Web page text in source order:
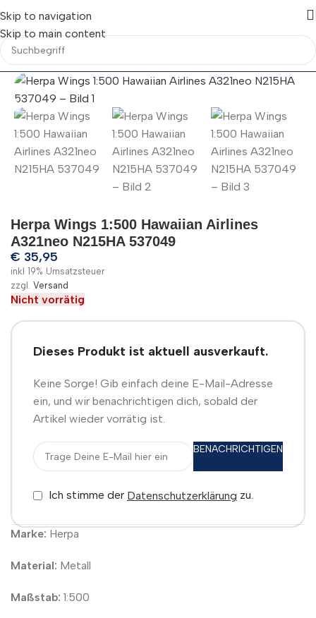
Skip to navigation
Skip to main content
Herpa Wings 1:500 Hawaiian Airlines
A321neo N215HA 537049
€ 35,95
inkl 19% Umsatzsteuer
zzgl. Versand
Nicht vorrätig
Dieses Produkt ist aktuell ausverkauft.
Keine Sorge! Gib einfach deine E-Mail-Adresse
ein, und wir benachrichtigen dich, sobald der
Artikel wieder vorrätig ist.
BENACHRICHTIGEN
Ich stimme der Datenschutzerklärung zu.
Marke: Herpa
Material: Metall
Maßstab: 1:500